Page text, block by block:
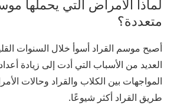
لماذا الأمراض التي يحملها
متعددة؟
أصبح موسم القراد أسوأ خلال السنوات
العديد من الأسباب التي أدت إلى زيادة أعداد
المواجهات بين الكلاب والقراد وحالات
طريق القراد أكثر شيوعًا.